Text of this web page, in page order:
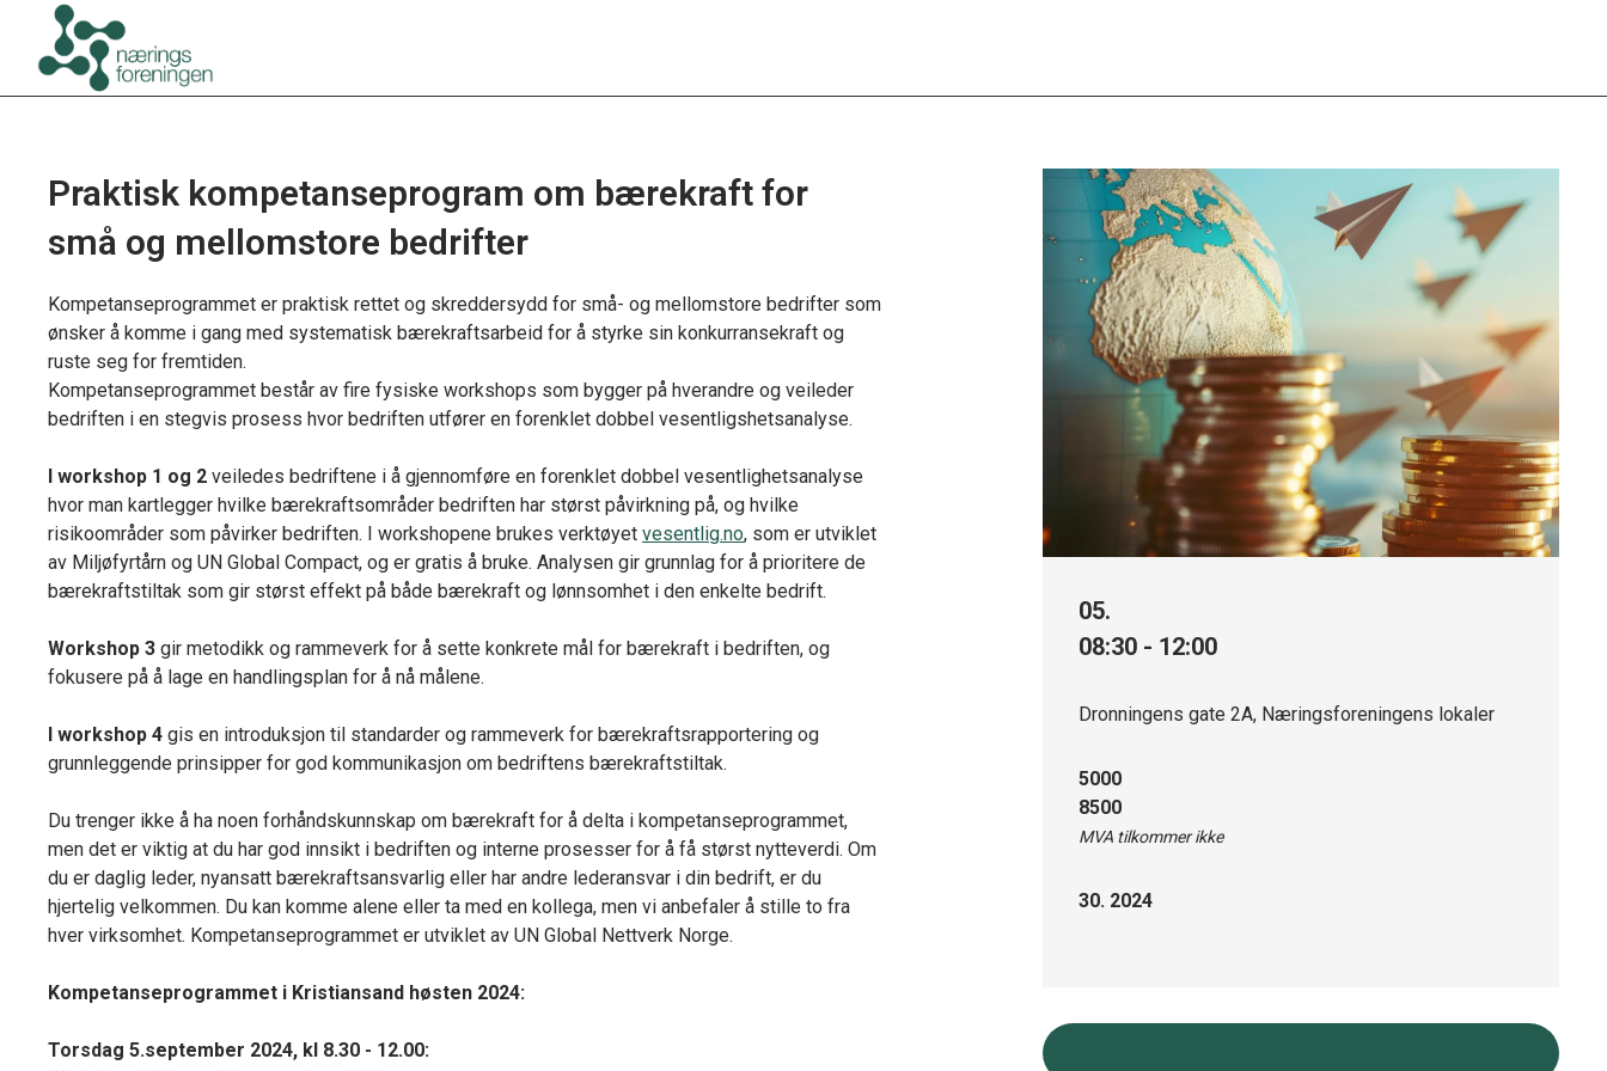
Praktisk kompetanseprogram om bærekraft for
små og mellomstore bedrifter
Kompetanseprogrammet er praktisk rettet og skreddersydd for små- og mellomstore bedrifter som
ønsker å komme i gang med systematisk bærekraftsarbeid for å styrke sin konkurransekraft og
ruste seg for fremtiden.
Kompetanseprogrammet består av fire fysiske workshops som bygger på hverandre og veileder
bedriften i en stegvis prosess hvor bedriften utfører en forenklet dobbel vesentligshetsanalyse.
I workshop 1 og 2 veiledes bedriftene i å gjennomføre en forenklet dobbel vesentlighetsanalyse
hvor man kartlegger hvilke bærekraftsområder bedriften har størst påvirkning på, og hvilke
risikoområder som påvirker bedriften. I workshopene brukes verktøyet vesentlig.no, som er utviklet
av Miljøfyrtårn og UN Global Compact, og er gratis å bruke. Analysen gir grunnlag for å prioritere de
bærekraftstiltak som gir størst effekt på både bærekraft og lønnsomhet i den enkelte bedrift.
Workshop 3 gir metodikk og rammeverk for å sette konkrete mål for bærekraft i bedriften, og
fokusere på å lage en handlingsplan for å nå målene.
I workshop 4 gis en introduksjon til standarder og rammeverk for bærekraftsrapportering og
grunnleggende prinsipper for god kommunikasjon om bedriftens bærekraftstiltak.
Du trenger ikke å ha noen forhåndskunnskap om bærekraft for å delta i kompetanseprogrammet,
men det er viktig at du har god innsikt i bedriften og interne prosesser for å få størst nytteverdi. Om
du er daglig leder, nyansatt bærekraftsansvarlig eller har andre lederansvar i din bedrift, er du
hjertelig velkommen. Du kan komme alene eller ta med en kollega, men vi anbefaler å stille to fra
hver virksomhet. Kompetanseprogrammet er utviklet av UN Global Nettverk Norge.
Kompetanseprogrammet i Kristiansand høsten 2024:
Torsdag 5.september 2024, kl 8.30 - 12.00:
05.
08:30 - 12:00
Dronningens gate 2A, Næringsforeningens lokaler
5000
8500
MVA tilkommer ikke
30. 2024